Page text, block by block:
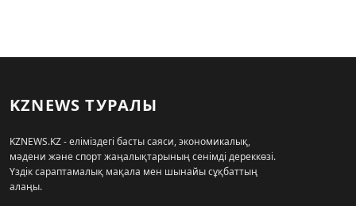
KZNEWS ТУРАЛЫ
KZNEWS.KZ - еліміздегі басты саяси, экономикалық,
мәдени және спорт жаңалықтарының сенімді дереккөзі.
Үздік сараптамалық мақала мен шынайы сұқбаттың
алаңы.